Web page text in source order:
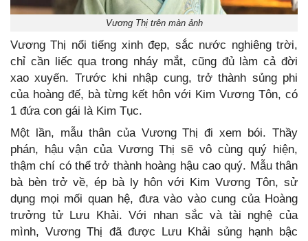
Vương Thị trên màn ảnh
Vương Thị nổi tiếng xinh đẹp, sắc nước nghiêng trời,
chỉ cần liếc qua trong nháy mắt, cũng đủ làm cả đời
xao xuyến. Trước khi nhập cung, trở thành sủng phi
của hoàng đế, bà từng kết hôn với Kim Vương Tôn, có
1 đứa con gái là Kim Tục.
Một lần, mẫu thân của Vương Thị đi xem bói. Thầy
phán, hậu vận của Vương Thị sẽ vô cùng quý hiện,
thậm chí có thể trở thành hoàng hậu cao quý. Mẫu thân
bà bèn trở về, ép bà ly hôn với Kim Vương Tôn, sử
dụng mọi mối quan hệ, đưa vào vào cung của Hoàng
trưởng tử Lưu Khải. Với nhan sắc và tài nghệ của
mình, Vương Thị đã được Lưu Khải sủng hạnh bậc